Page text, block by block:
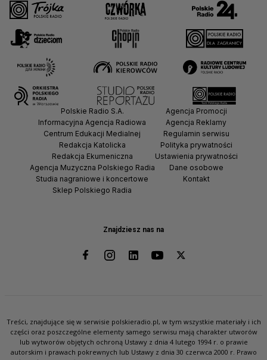
Znajdziesz nas na
Polskie Radio S.A.
Informacyjna Agencja Radiowa
Centrum Edukacji Medialnej
Redakcja Katolicka
Redakcja Ekumeniczna
Agencja Muzyczna Polskiego Radia
Studia nagraniowe i koncertowe
Sklep Polskiego Radia
Agencja Promocji
Agencja Reklamy
Regulamin serwisu
Polityka prywatności
Ustawienia prywatności
Dane osobowe
Kontakt
Treści, znajdujące się w serwisie polskieradio.pl, w tym wszystkie materiały i ich
części oraz poszczególne elementy samego serwisu mają charakter utworów
lub wytworów objętych ochroną Ustawy z dnia 4 lutego 1994 r. o prawie
autorskim i prawach pokrewnych lub Ustawy z dnia 30 czerwca 2000 r. Prawo